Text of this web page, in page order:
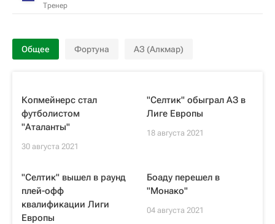
Тренер
Общее Фортуна АЗ (Алкмар)
Копмейнерс стал
футболистом
"Аталанты"
30 августа 2021
"Селтик" обыграл АЗ в
Лиге Европы
18 августа 2021
"Селтик" вышел в раунд
плей-офф
квалификации Лиги
Европы
Боаду перешел в
"Монако"
04 августа 2021